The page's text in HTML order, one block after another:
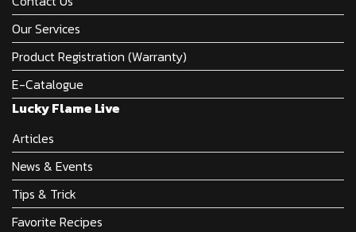
Our Services
Product Registration (Warranty)
E-Catalogue
Lucky Flame Live
Articles
News & Events
Tips & Trick
Favorite Recipes